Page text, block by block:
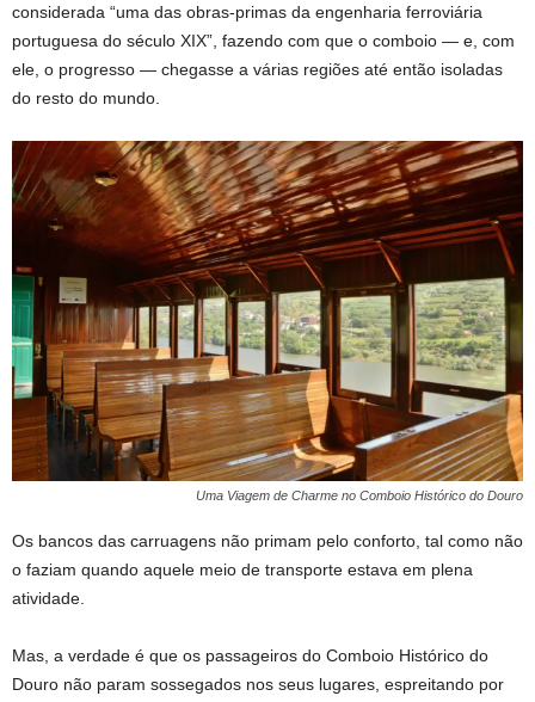
considerada “uma das obras-primas da engenharia ferroviária
portuguesa do século XIX”, fazendo com que o comboio — e, com
ele, o progresso — chegasse a várias regiões até então isoladas
do resto do mundo.
Uma Viagem de Charme no Comboio Histórico do Douro
Os bancos das carruagens não primam pelo conforto, tal como não
o faziam quando aquele meio de transporte estava em plena
atividade.
Mas, a verdade é que os passageiros do Comboio Histórico do
Douro não param sossegados nos seus lugares, espreitando por